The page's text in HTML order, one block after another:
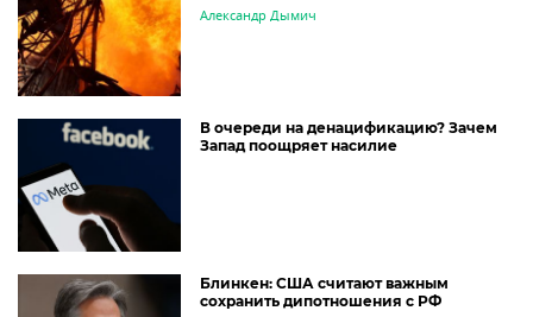
Александр Дымич
В очереди на денацификацию? Зачем
Запад поощряет насилие
Блинкен: США считают важным
сохранить дипотношения с РФ